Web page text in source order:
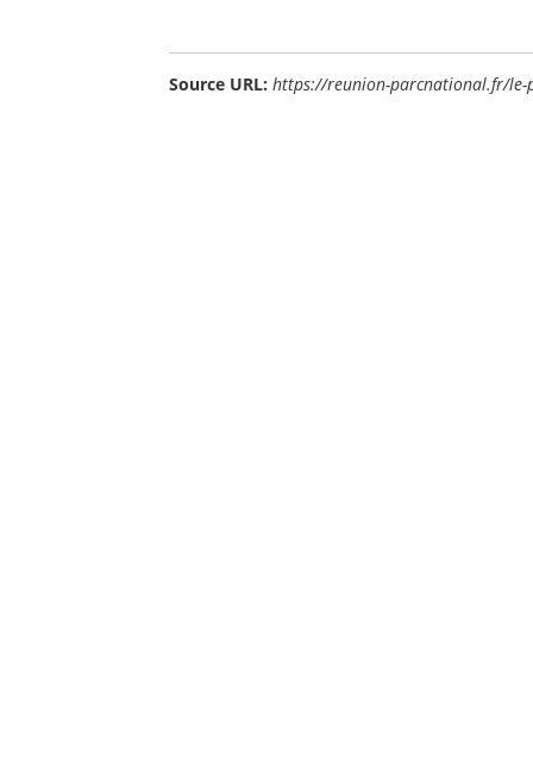
Source URL: https://reunion-parcnational.fr/le-